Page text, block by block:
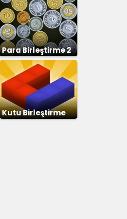
Para Birleştirme 2
Kutu Birleştirme